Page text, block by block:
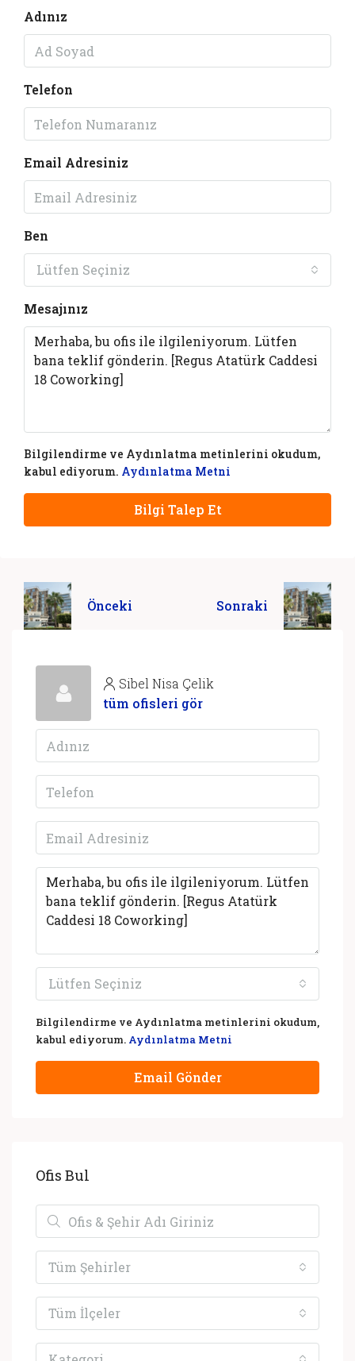
Adınız
Telefon
Email Adresiniz
Ben
Lütfen Seçiniz
Mesajınız
Bilgilendirme ve Aydınlatma metinlerini okudum,
kabul ediyorum. Aydınlatma Metni
Bilgi Talep Et
Önceki Sonraki
Sibel Nisa Çelik
tüm ofisleri gör
Lütfen Seçiniz
Bilgilendirme ve Aydınlatma metinlerini okudum,
kabul ediyorum. Aydınlatma Metni
Email Gönder
Ofis Bul
Tüm Şehirler
Tüm İlçeler